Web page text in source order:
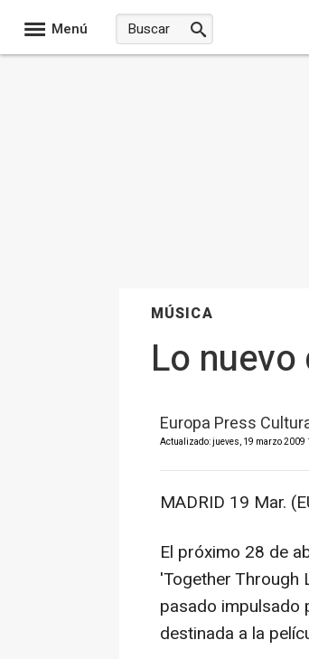
Menú
MÚSICA
Lo
Europa Press
Actualizado: jueves, 19 marzo 2009
MADRID 19 Mar.
El próximo 28 de
'Together Through
pasado impulsado
destinada a la